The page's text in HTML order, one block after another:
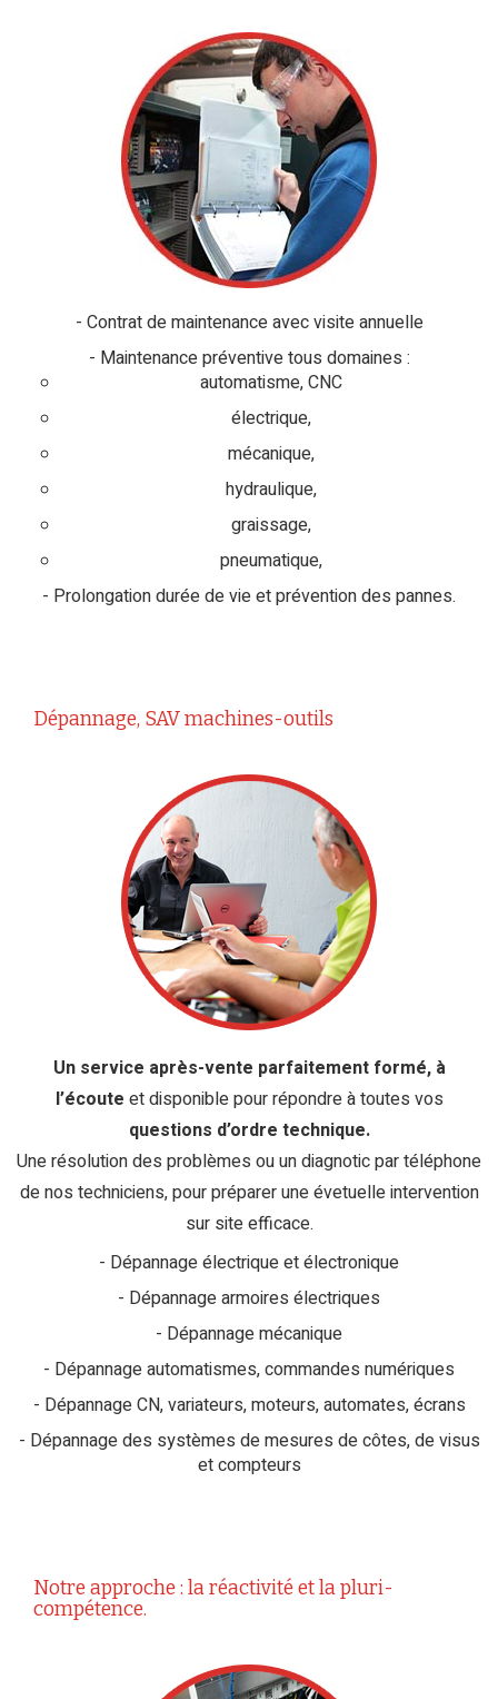
Contrat de maintenance avec visite annuelle
Maintenance préventive tous domaines :
automatisme, CNC
électrique,
mécanique,
hydraulique,
graissage,
pneumatique,
Prolongation durée de vie et prévention des pannes.
Dépannage, SAV machines-outils
Un service après-vente parfaitement formé, à
l’écoute et disponible pour répondre à toutes vos
questions d’ordre technique.
Une résolution des problèmes ou un diagnotic par téléphone
de nos techniciens, pour préparer une évetuelle intervention
sur site efficace.
Dépannage électrique et électronique
Dépannage armoires électriques
Dépannage mécanique
Dépannage automatismes, commandes numériques
Dépannage CN, variateurs, moteurs, automates, écrans
Dépannage des systèmes de mesures de côtes, de visus
et compteurs
Notre approche : la réactivité et la pluri-
compétence.